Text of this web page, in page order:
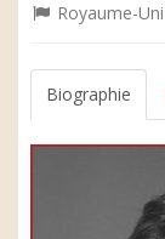
Royaume-Uni
Biographie